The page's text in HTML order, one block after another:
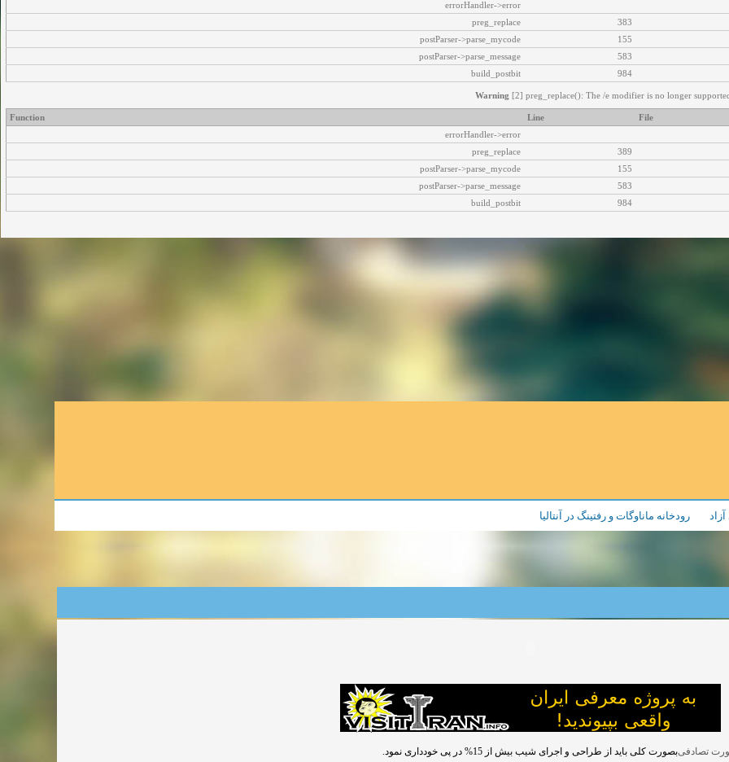
errorHandler->error
383
preg_replace
155
postParser->parse_mycode
583
postParser->parse_message
984
build_postbit
Warning [2] preg_replace(): The /e modifier is no longer
File
Line
Function
errorHandler->error
389
preg_replace
155
postParser->parse_mycode
583
postParser->parse_message
984
build_postbit
رودخانه ماناوگات و رفتینگ در آنتالیا
بصورت کلی باید از طراحی و اجرای شیب بیش از 15% در پی خودداری نمود.